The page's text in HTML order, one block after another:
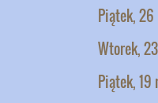
Piątek, 26
Wtorek,
Piątek, 19